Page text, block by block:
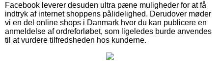
Facebook leverer desuden ultra pæne muligheder for at få
indtryk af internet shoppens pålidelighed. Derudover møder
vi en del online shops i Danmark hvor du kan publicere en
anmeldelse af ordreforløbet, som ligeledes burde anvendes
til at vurdere tilfredsheden hos kunderne.